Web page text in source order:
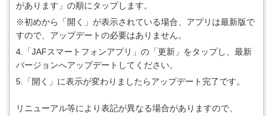
があります」の順にタップします。
※初めから「開く」が表示されている場合、アプリは最新版で
すので、アップデートの必要はありません。
4.「JAFスマートフォンアプリ」の「更新」をタップし、最新
バージョンへアップデートしてください。
5.「開く」に表示が変わりましたらアップデート完了です。
リニューアル等により表記が異なる場合がありますので、